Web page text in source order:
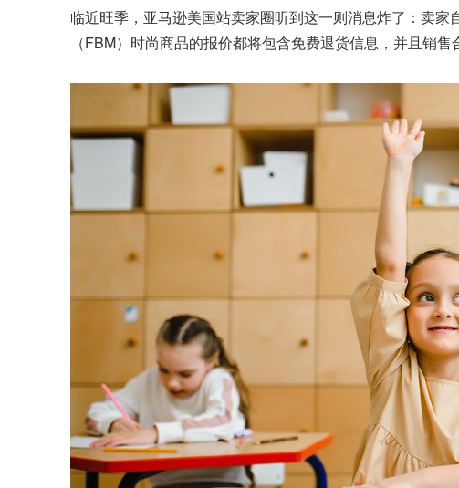
临近旺季，亚马逊美国站卖家圈听到这一则消息炸了：卖
（FBM）时尚商品的报价都将包含免费退货信息，并且销